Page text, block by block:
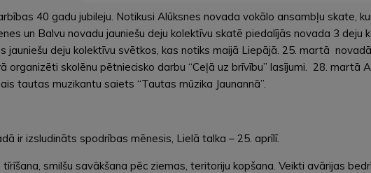
40 gadu jubileju. Notikusi Alūksnes novada vokālo ansambļu skate,
un Balvu novadu jauniešu deju kolektīvu skatē piedalījās novada 3
jauniešu deju kolektīvu svētkos, kas notiks maijā Liepājā. 25. martā
organizēti skolēnu pētniecisko darbu “Ceļā uz brīvību” lasījumi. 28.
tautas muzikantu saiets “Tautas mūzika Jaunannā”.
ir izsludināts spodrības mēnesis, Lielā talka – 25. aprīlī.
smilšu savākšana pēc ziemas, teritoriju kopšana. Veikti avārijas